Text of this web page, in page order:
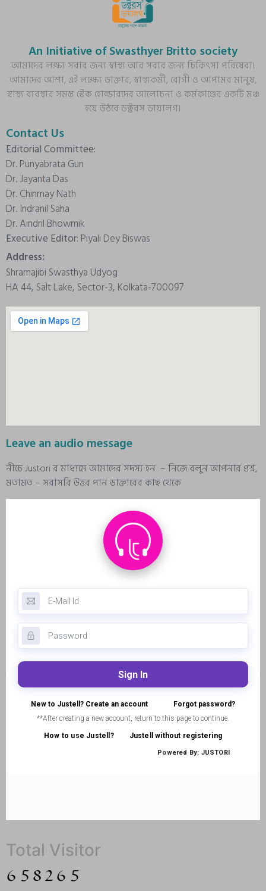
An Initiative of Swasthyer Britto society
আমাদের লক্ষ্য সবার জন্য স্বাস্থ্য আর সবার জন্য চিকিৎসা পরিষেবা।
আমাদের আশা, এই লক্ষ্যে ডাক্তার, স্বাস্থ্যকর্মী, রোগী ও আপামর মানুষ,
স্বাস্থ্য ব্যবস্থার সমস্ত স্টেক হোল্ডারদের আলোচনা ও কর্মকাণ্ডের একটি মঞ্চ
হয়ে উঠবে ডক্টরস ডায়ালগ।
Contact Us
Editorial Committee:
Dr. Punyabrata Gun
Dr. Jayanta Das
Dr. Chinmay Nath
Dr. Indranil Saha
Dr. Aindril Bhowmik
Executive Editor: Piyali Dey Biswas
Address:
Shramajibi Swasthya Udyog
HA 44, Salt Lake, Sector-3, Kolkata-700097
Leave an audio message
নীচে Justori র মাধ্যমে আমাদের সদস্য হন – নিজে বলুন আপনার প্রশ্ন,
মতামত – সরাসরি উত্তর পান ডাক্তারের কাছ থেকে
Total Visitor